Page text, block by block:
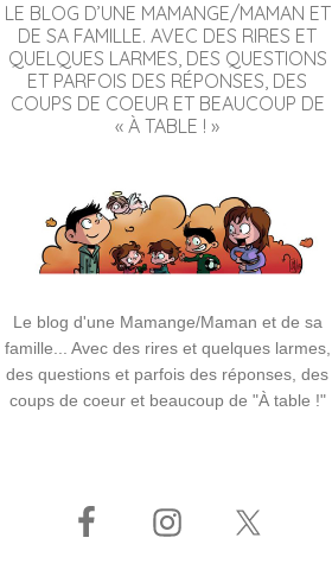
LE BLOG D’UNE MAMANGE/MAMAN ET
DE SA FAMILLE. AVEC DES RIRES ET
QUELQUES LARMES, DES QUESTIONS
ET PARFOIS DES RÉPONSES, DES
COUPS DE COEUR ET BEAUCOUP DE
« À TABLE ! »
Le blog d'une Mamange/Maman et de sa
famille... Avec des rires et quelques larmes,
des questions et parfois des réponses, des
coups de coeur et beaucoup de "À table !"